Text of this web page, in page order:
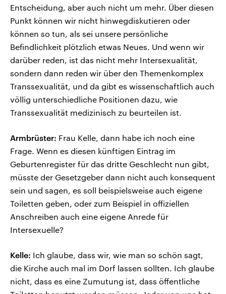
Entscheidung, aber auch nicht um mehr. Über diesen
Punkt können wir nicht hinwegdiskutieren oder
können so tun, als sei unsere persönliche
Befindlichkeit plötzlich etwas Neues. Und wenn wir
darüber reden, ist das nicht mehr Intersexualität,
sondern dann reden wir über den Themenkomplex
Transsexualität, und da gibt es wissenschaftlich auch
völlig unterschiedliche Positionen dazu, wie
Transsexualität medizinisch zu beurteilen ist.
Armbrüster: Frau Kelle, dann habe ich noch eine
Frage. Wenn es diesen künftigen Eintrag im
Geburtenregister für das dritte Geschlecht nun gibt,
müsste der Gesetzgeber dann nicht auch konsequent
sein und sagen, es soll beispielsweise auch eigene
Toiletten geben, oder zum Beispiel in offiziellen
Anschreiben auch eine eigene Anrede für
Intersexuelle?
Kelle: Ich glaube, dass wir, wie man so schön sagt,
die Kirche auch mal im Dorf lassen sollten. Ich glaube
nicht, dass es eine Zumutung ist, dass öffentliche